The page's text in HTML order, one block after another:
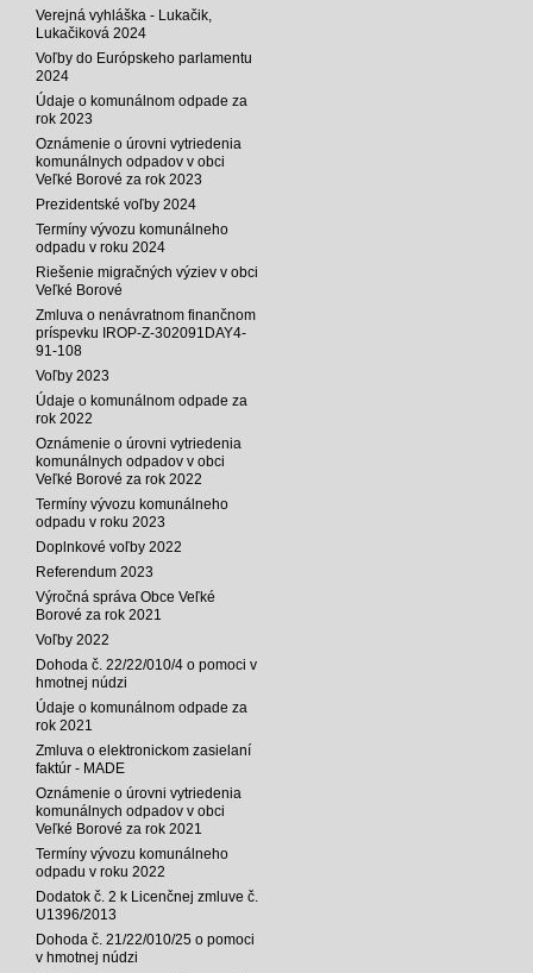
Verejná vyhláška - Lukačik,
Lukačiková 2024
Voľby do Európskeho parlamentu
2024
Údaje o komunálnom odpade za
rok 2023
Oznámenie o úrovni vytriedenia
komunálnych odpadov v obci
Veľké Borové za rok 2023
Prezidentské voľby 2024
Termíny vývozu komunálneho
odpadu v roku 2024
Riešenie migračných výziev v obci
Veľké Borové
Zmluva o nenávratnom finančnom
príspevku IROP-Z-302091DAY4-
91-108
Voľby 2023
Údaje o komunálnom odpade za
rok 2022
Oznámenie o úrovni vytriedenia
komunálnych odpadov v obci
Veľké Borové za rok 2022
Termíny vývozu komunálneho
odpadu v roku 2023
Doplnkové voľby 2022
Referendum 2023
Výročná správa Obce Veľké
Borové za rok 2021
Voľby 2022
Dohoda č. 22/22/010/4 o pomoci v
hmotnej núdzi
Údaje o komunálnom odpade za
rok 2021
Zmluva o elektronickom zasielaní
faktúr - MADE
Oznámenie o úrovni vytriedenia
komunálnych odpadov v obci
Veľké Borové za rok 2021
Termíny vývozu komunálneho
odpadu v roku 2022
Dodatok č. 2 k Licenčnej zmluve č.
U1396/2013
Dohoda č. 21/22/010/25 o pomoci
v hmotnej núdzi